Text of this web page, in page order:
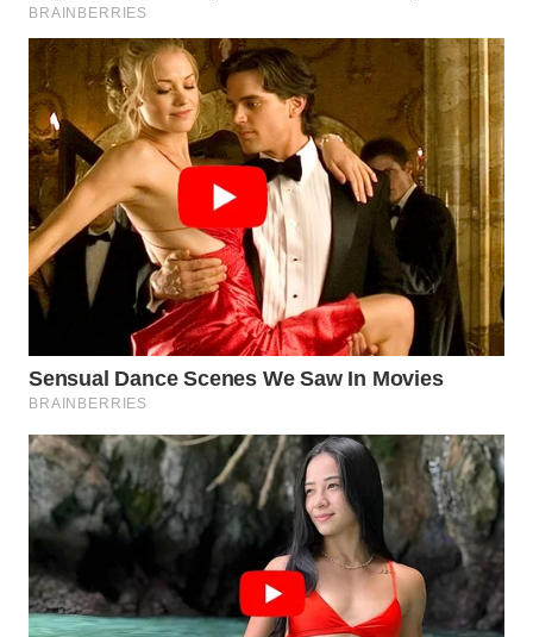
WN
TAPANULI
UTARA
WN
SAMOSIR
WN
PADANG
LAWAS
SUMEDANG
WN
CIANJUR
WN
KEPULAUAN
SERIBU
WN